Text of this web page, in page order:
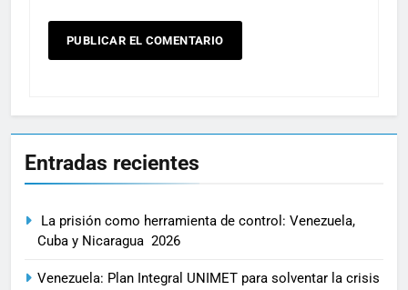
Entradas recientes
La prisión como herramienta de control: Venezuela,
Cuba y Nicaragua 2026
Venezuela: Plan Integral UNIMET para solventar la crisis